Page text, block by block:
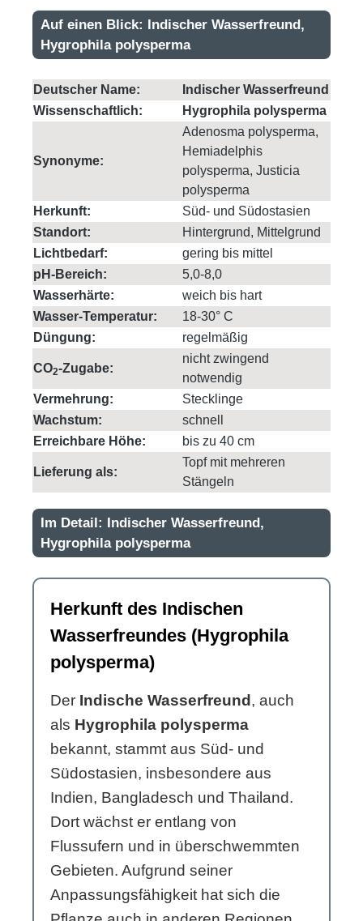
Auf einen Blick: Indischer Wasserfreund,
Hygrophila polysperma
Deutscher Name:
Indischer Wasserfreund
Wissenschaftlich:
Hygrophila polysperma
Synonyme:
Adenosma polysperma,
Hemiadelphis
polysperma, Justicia
polysperma
Herkunft:
Süd- und Südostasien
Standort:
Hintergrund, Mittelgrund
Lichtbedarf:
gering bis mittel
pH-Bereich:
5,0-8,0
Wasserhärte:
weich bis hart
Wasser-Temperatur:
18-30° C
Düngung:
regelmäßig
CO2-Zugabe:
nicht zwingend
notwendig
Vermehrung:
Stecklinge
Wachstum:
schnell
Erreichbare Höhe:
bis zu 40 cm
Lieferung als:
Topf mit mehreren
Stängeln
Im Detail: Indischer Wasserfreund,
Hygrophila polysperma
Herkunft des Indischen
Wasserfreundes (Hygrophila
polysperma)
Der Indische Wasserfreund, auch
als Hygrophila polysperma
bekannt, stammt aus Süd- und
Südostasien, insbesondere aus
Indien, Bangladesch und Thailand.
Dort wächst er entlang von
Flussufern und in überschwemmten
Gebieten. Aufgrund seiner
Anpassungsfähigkeit hat sich die